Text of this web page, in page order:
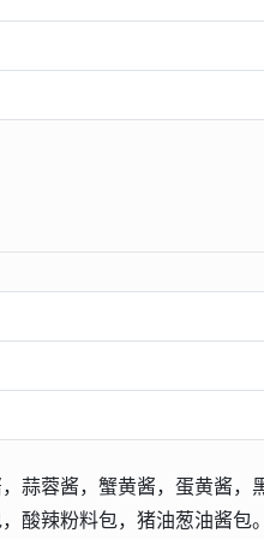
蒜蓉酱，蟹黄酱，蛋黄酱，
酸辣粉料包，猪油葱油酱包